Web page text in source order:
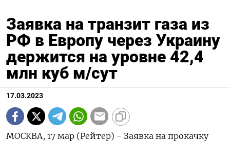
Заявка на транзит газа из
РФ в Европу через Украину
держится на уровне 42,4
млн куб м/сут
17.03.2023
МОСКВА, 17 мар (Рейтер) - Заявка на прокачку